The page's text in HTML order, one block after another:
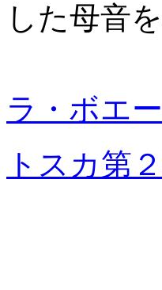
した母音
ラ・ボエ
トスカ第